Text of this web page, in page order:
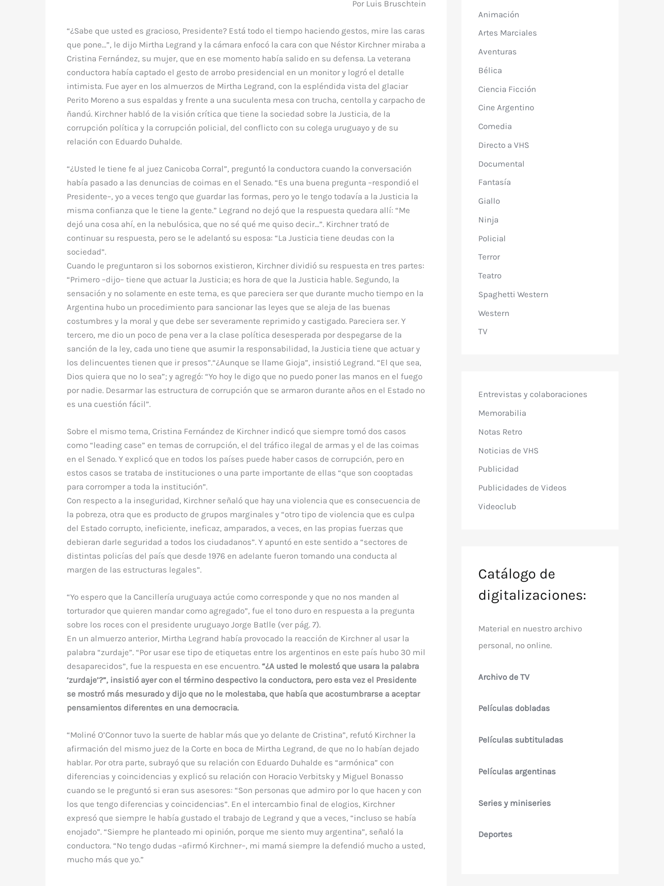
Por Luis Bruschtein
“¿Sabe que usted es gracioso, Presidente? Está todo el tiempo haciendo gestos, mire las caras
que pone…”, le dijo Mirtha Legrand y la cámara enfocó la cara con que Néstor Kirchner miraba a
Cristina Fernández, su mujer, que en ese momento había salido en su defensa. La veterana
conductora había captado el gesto de arrobo presidencial en un monitor y logró el detalle
intimista. Fue ayer en los almuerzos de Mirtha Legrand, con la espléndida vista del glaciar
Perito Moreno a sus espaldas y frente a una suculenta mesa con trucha, centolla y carpacho de
ñandú. Kirchner habló de la visión crítica que tiene la sociedad sobre la Justicia, de la
corrupción política y la corrupción policial, del conflicto con su colega uruguayo y de su
relación con Eduardo Duhalde.
“¿Usted le tiene fe al juez Canicoba Corral”, preguntó la conductora cuando la conversación
había pasado a las denuncias de coimas en el Senado. “Es una buena pregunta –respondió el
Presidente–, yo a veces tengo que guardar las formas, pero yo le tengo todavía a la Justicia la
misma confianza que le tiene la gente.” Legrand no dejó que la respuesta quedara allí: “Me
dejó una cosa ahí, en la nebulósica, que no sé qué me quiso decir…”. Kirchner trató de
continuar su respuesta, pero se le adelantó su esposa: “La Justicia tiene deudas con la
sociedad”.
Cuando le preguntaron si los sobornos existieron, Kirchner dividió su respuesta en tres partes:
“Primero –dijo– tiene que actuar la Justicia; es hora de que la Justicia hable. Segundo, la
sensación y no solamente en este tema, es que pareciera ser que durante mucho tiempo en la
Argentina hubo un procedimiento para sancionar las leyes que se aleja de las buenas
costumbres y la moral y que debe ser severamente reprimido y castigado. Pareciera ser. Y
tercero, me dio un poco de pena ver a la clase política desesperada por despegarse de la
sanción de la ley, cada uno tiene que asumir la responsabilidad, la Justicia tiene que actuar y
los delincuentes tienen que ir presos”.“¿Aunque se llame Gioja”, insistió Legrand. “El que sea,
Dios quiera que no lo sea”; y agregó: “Yo hoy le digo que no puedo poner las manos en el fuego
por nadie. Desarmar las estructura de corrupción que se armaron durante años en el Estado no
es una cuestión fácil”.
Sobre el mismo tema, Cristina Fernández de Kirchner indicó que siempre tomó dos casos
como “leading case” en temas de corrupción, el del tráfico ilegal de armas y el de las coimas
en el Senado. Y explicó que en todos los países puede haber casos de corrupción, pero en
estos casos se trataba de instituciones o una parte importante de ellas “que son cooptadas
para corromper a toda la institución”.
Con respecto a la inseguridad, Kirchner señaló que hay una violencia que es consecuencia de
la pobreza, otra que es producto de grupos marginales y “otro tipo de violencia que es culpa
del Estado corrupto, ineficiente, ineficaz, amparados, a veces, en las propias fuerzas que
debieran darle seguridad a todos los ciudadanos”. Y apuntó en este sentido a “sectores de
distintas policías del país que desde 1976 en adelante fueron tomando una conducta al
margen de las estructuras legales”.
“Yo espero que la Cancillería uruguaya actúe como corresponde y que no nos manden al
torturador que quieren mandar como agregado”, fue el tono duro en respuesta a la pregunta
sobre los roces con el presidente uruguayo Jorge Batlle (ver pág. 7).
En un almuerzo anterior, Mirtha Legrand había provocado la reacción de Kirchner al usar la
palabra “zurdaje”. “Por usar ese tipo de etiquetas entre los argentinos en este país hubo 30 mil
desaparecidos”, fue la respuesta en ese encuentro.“¿A usted le molestó que usara la palabra
‘zurdaje’?”, insistió ayer con el término despectivo la conductora, pero esta vez el Presidente
se mostró más mesurado y dijo que no le molestaba, que había que acostumbrarse a aceptar
pensamientos diferentes en una democracia.
“Moliné O’Connor tuvo la suerte de hablar más que yo delante de Cristina”, refutó Kirchner la
afirmación del mismo juez de la Corte en boca de Mirtha Legrand, de que no lo habían dejado
hablar. Por otra parte, subrayó que su relación con Eduardo Duhalde es “armónica” con
diferencias y coincidencias y explicó su relación con Horacio Verbitsky y Miguel Bonasso
cuando se le preguntó si eran sus asesores: “Son personas que admiro por lo que hacen y con
los que tengo diferencias y coincidencias”. En el intercambio final de elogios, Kirchner
expresó que siempre le había gustado el trabajo de Legrand y que a veces, “incluso se había
enojado”. “Siempre he planteado mi opinión, porque me siento muy argentina”, señaló la
conductora. “No tengo dudas –afirmó Kirchner–, mi mamá siempre la defendió mucho a usted,
mucho más que yo.”
Animación
Artes Marciales
Aventuras
Bélica
Ciencia Ficción
Cine Argentino
Comedia
Directo a VHS
Documental
Fantasía
Giallo
Ninja
Policial
Terror
Teatro
Spaghetti Western
Western
TV
Entrevistas y colaboraciones
Memorabilia
Notas Retro
Noticias de VHS
Publicidad
Publicidades de Videos
Videoclub
Catálogo de
digitalizaciones:
Material en nuestro archivo
personal, no online.
Archivo de TV
Películas dobladas
Películas subtituladas
Películas argentinas
Series y miniseries
Deportes